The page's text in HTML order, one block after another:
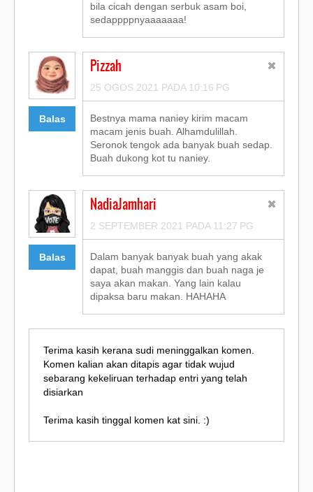
bila cicah dengan serbuk asam boi,
sedappppnyaaaaaaa!
Balas
Pizzah
25 OGOS 2021 PADA 10:16 PG
Bestnya mama naniey kirim macam
macam jenis buah. Alhamdulillah.
Seronok tengok ada banyak buah sedap.
Buah dukong kot tu naniey.
Balas
NadiaJamhari
2 SEPTEMBER 2021 PADA 11:27 PG
Dalam banyak banyak buah yang akak
dapat, buah manggis dan buah naga je
saya akan makan. Yang lain kalau
dipaksa baru makan. HAHAHA
Terima kasih kerana sudi meninggalkan komen.
Komen kalian akan ditapis agar tidak wujud
sebarang kekeliruan terhadap entri yang telah
disiarkan
Terima kasih tinggal komen kat sini. :)